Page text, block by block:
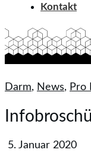
Kontakt
Darm, News, Pro
5. Januar 2020